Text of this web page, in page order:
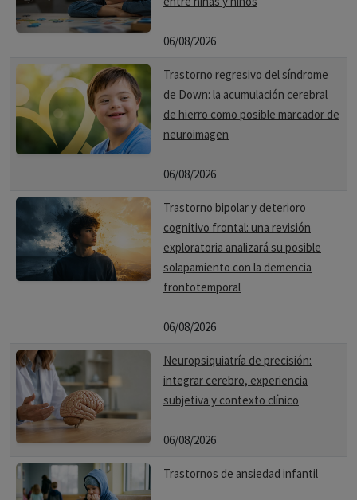
06/08/2026
Trastorno regresivo del síndrome
de Down: la acumulación cerebral
de hierro como posible marcador de
neuroimagen
06/08/2026
Trastorno bipolar y deterioro
cognitivo frontal: una revisión
exploratoria analizará su posible
solapamiento con la demencia
frontotemporal
06/08/2026
Neuropsiquiatría de precisión:
integrar cerebro, experiencia
subjetiva y contexto clínico
06/08/2026
Trastornos de ansiedad infantil